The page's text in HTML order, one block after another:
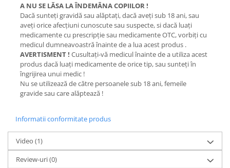
A NU SE LĂSA LA ÎNDEMÂNA COPIILOR !
Dacă sunteţi gravidă sau alăptaţi, dacă aveţi sub 18 ani, sau
aveţi orice afecţiuni cunoscute sau suspecte, si dacă luaţi
medicamente cu prescripţie sau medicamente OTC, vorbiţi cu
medicul dumneavoastră înainte de a lua acest produs .
AVERTISMENT ! Cusultaţi-vă medicul înainte de a utiliza acest
produs dacă luaţi medicamente de orice tip, sau sunteţi în
îngrijirea unui medic !
Nu se utilizează de către persoanele sub 18 ani, femeile
gravide sau care alăptează !
Informatii conformitate produs
Video (1)
Review-uri(0)